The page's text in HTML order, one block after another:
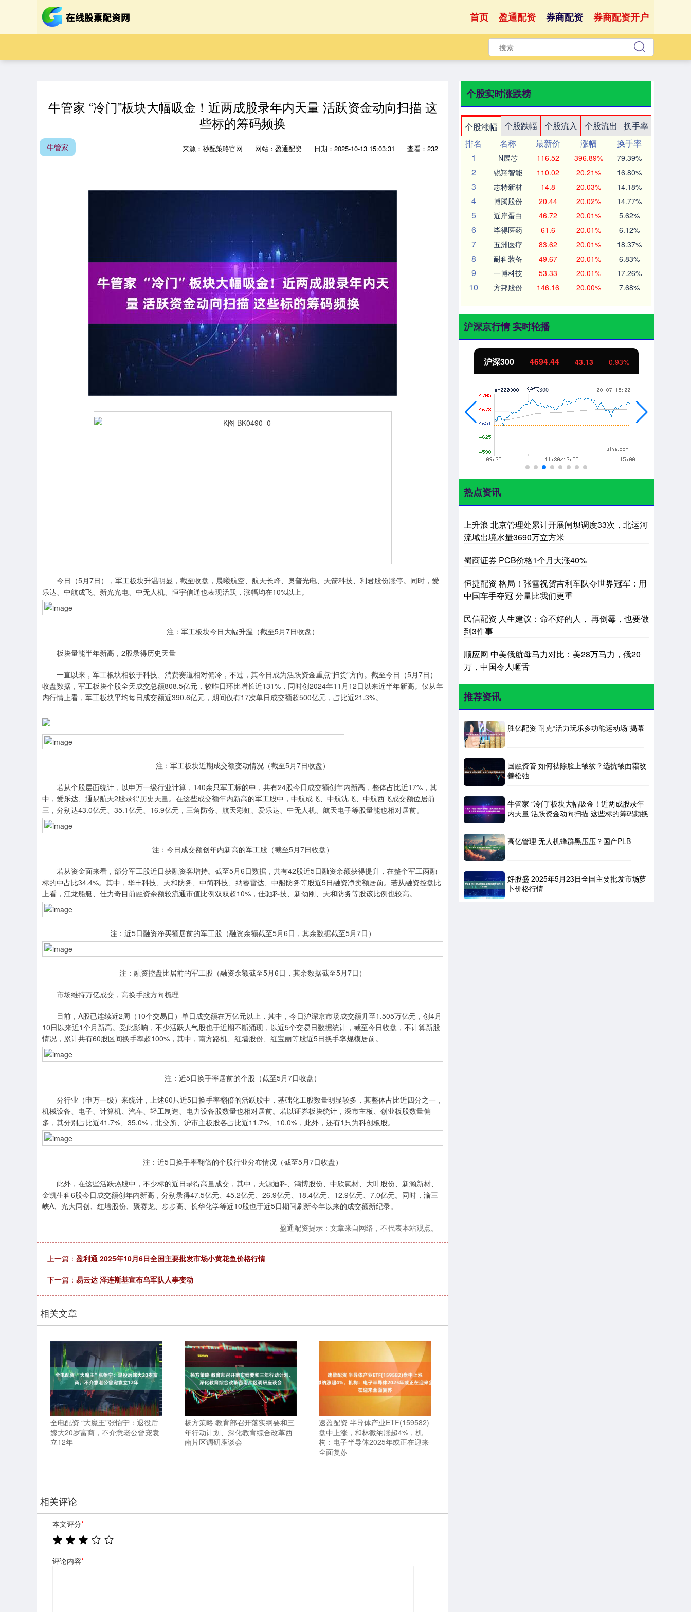
首页 盈通配资 券商配资 券商配资开户
牛管家 “冷门”板块大幅吸金！近两成股录年内天量 活跃资金动向扫描 这
些标的筹码频换
牛管家 来源：秒配策略官网 网站：盈通配资 日期：2025-10-13 15:03:31 查看：232
今日（5月7日），军工板块升温明显，截至收盘，晨曦航空、航天长峰、奥普光电、天箭科技、利君股份涨停。同时，爱
乐达、中航成飞、新光光电、中无人机、恒宇信通也表现活跃，涨幅均在10%以上。
注：军工板块今日大幅升温（截至5月7日收盘）
板块量能半年新高，2股录得历史天量
一直以来，军工板块相较于科技、消费赛道相对偏冷，不过，其今日成为活跃资金重点“扫货”方向。截至今日（5月7日）
收盘数据，军工板块个股全天成交总额808.5亿元，较昨日环比增长近131%，同时创2024年11月12日以来近半年新高。仅从年
内行情上看，军工板块平均每日成交额近390.6亿元，期间仅有17次单日成交额超500亿元，占比近21.3%。
注：军工板块近期成交额变动情况（截至5月7日收盘）
若从个股层面统计，以申万一级行业计算，140余只军工标的中，共有24股今日成交额创年内新高，整体占比近17%，其
中，爱乐达、通易航天2股录得历史天量。在这些成交额年内新高的军工股中，中航成飞、中航沈飞、中航西飞成交额位居前
三，分别达43.0亿元、35.1亿元、16.9亿元，三角防务、航天彩虹、爱乐达、中无人机、航天电子等股量能也相对居前。
注：今日成交额创年内新高的军工股（截至5月7日收盘）
若从资金面来看，部分军工股近日获融资客增持。截至5月6日数据，共有42股近5日融资余额获得提升，在整个军工两融
标的中占比34.4%。其中，华丰科技、天和防务、中简科技、纳睿雷达、中船防务等股近5日融资净卖额居前。若从融资控盘比
上看，江龙船艇、佳力奇目前融资余额较流通市值比例双双超10%，佳驰科技、新劲刚、天和防务等股该比例也较高。
注：近5日融资净买额居前的军工股（融资余额截至5月6日，其余数据截至5月7日）
注：融资控盘比居前的军工股（融资余额截至5月6日，其余数据截至5月7日）
市场维持万亿成交，高换手股方向梳理
目前，A股已连续近2周（10个交易日）单日成交额在万亿元以上，其中，今日沪深京市场成交额升至1.505万亿元，创4月
10日以来近1个月新高。受此影响，不少活跃人气股也于近期不断涌现，以近5个交易日数据统计，截至今日收盘，不计算新股
情况，累计共有60股区间换手率超100%，其中，南方路机、红墙股份、红宝丽等股近5日换手率规模居前。
注：近5日换手率居前的个股（截至5月7日收盘）
分行业（申万一级）来统计，上述60只近5日换手率翻倍的活跃股中，基础化工股数量明显较多，其整体占比近四分之一，
机械设备、电子、计算机、汽车、轻工制造、电力设备股数量也相对居前。若以证券板块统计，深市主板、创业板股数量偏
多，其分别占比近41.7%、35.0%，北交所、沪市主板股各占比近11.7%、10.0%，此外，还有1只为科创板股。
注：近5日换手率翻倍的个股行业分布情况（截至5月7日收盘）
此外，在这些活跃热股中，不少标的近日录得高量成交，其中，天源迪科、鸿博股份、中欣氟材、大叶股份、新瀚新材、
金凯生科6股今日成交额创年内新高，分别录得47.5亿元、45.2亿元、26.9亿元、18.4亿元、12.9亿元、7.0亿元。同时，渝三
峡A、光大同创、红墙股份、聚赛龙、步步高、长华化学等近10股也于近5日期间刷新今年以来的成交额新纪录。
盈通配资提示：文章来自网络，不代表本站观点。
上一篇： 盈利通 2025年10月6日全国主要批发市场小黄花鱼价格行情
下一篇： 易云达 泽连斯基宣布乌军队人事变动
相关文章
全电配资 “大魔王”张怡宁：退役后
嫁大20岁富商，不介意老公曾宠袁
立12年
杨方策略 教育部召开落实纲要和三
年行动计划、深化教育综合改革西
南片区调研座谈会
速盈配资 半导体产业ETF(159582)
盘中上涨，和林微纳涨超4%，机
构：电子半导体2025年或正在迎来
全面复苏
相关评论
本文评分*
评论内容*
个股实时涨跌榜
个股涨幅 个股跌幅 个股流入 个股流出
换手率
排名
名称 最新价 涨幅
换手率
1
N展芯 116.52 396.89% 79.39%
2 锐翔智能 110.02 20.21% 16.80%
3 志特新材 14.8 20.03% 14.18%
4 博腾股份 20.44 20.02% 14.77%
5 近岸蛋白 46.72 20.01% 5.62%
6 毕得医药 61.6 20.01% 6.12%
7 五洲医疗 83.62 20.01% 18.37%
8 耐科装备 49.67 20.01% 6.83%
9 一博科技 53.33 20.01% 17.26%
10 方邦股份 146.16 20.00% 7.68%
沪深京行情 实时轮播
14311.01 200.89 北证50 1134.24 11.37 1.01%
热点资讯
上升浪 北京管理处累计开展闸坝调度33次，北运河
流域出境水量3690万立方米
蜀商证券 PCB价格1个月大涨40%
恒捷配资 格局！张雪祝贺吉利车队夺世界冠军：用
中国车手夺冠 分量比我们更重
民信配资 人生建议：命不好的人， 再倒霉，也要做
到3件事
顺应网 中美俄航母马力对比：美28万马力，俄20
万，中国令人咂舌
推荐资讯
胜亿配资 耐克“活力玩乐多功能运动场”揭幕
国融资管 如何祛除脸上皱纹？选抗皱面霜改
善松弛
牛管家 “冷门”板块大幅吸金！近两成股录年
内天量 活跃资金动向扫描 这些标的筹码频换
高亿管理 无人机蜂群黑压压？国产PLB
好股盛 2025年5月23日全国主要批发市场萝
卜价格行情